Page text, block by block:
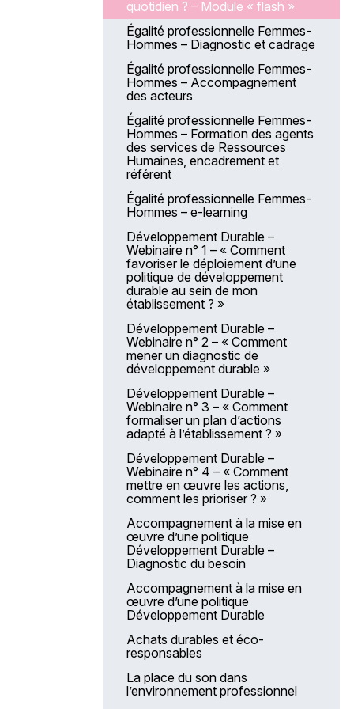
non soignant
Parcours modulaire sur les
fondamentaux de la prise en
soin de la personne âgée –
Module 1 - Comprendre et mieux
ressentir les effets du
vieillissement
Parcours modulaire sur les
fondamentaux de la prise en
soin de la personne âgée –
Module 2 - Les fondamentaux
de la gériatrie
Parcours modulaire sur les
fondamentaux de la prise en
soin de la personne âgée –
Module 3 - Missions et rôles des
ASH dans l’aide à la personne
âgée
Parcours modulaire sur les
fondamentaux de la prise en
soin de la personne âgée –
Module 4 - Connaissance et
bonne utilisation de la grille
AGGIR
Qualité de la prestation hôtelière
en EHPAD – Le service des
repas
Construire un projet d’animation
et des activités/ateliers
spécifiques en établissement
Élaborer et construire un projet
socio-culturel, artistique, sportif,
collaboratif, dans ou hors les
murs d’un établissement pour les
patients
Soins et hygiène des pieds des
personnes âgées
Image de soi : soins esthétiques
médiateurs de la relation d’aide
Comprendre et prendre en
charge les personnes atteintes
de troubles démentiels en
EHPAD
quotidien ? – Module « flash »
Égalité professionnelle Femmes-
Hommes – Diagnostic et cadrage
Égalité professionnelle Femmes-
Hommes – Accompagnement
des acteurs
Égalité professionnelle Femmes-
Hommes – Formation des agents
des services de Ressources
Humaines, encadrement et
référent
Égalité professionnelle Femmes-
Hommes – e-learning
Développement Durable –
Webinaire n° 1 – « Comment
favoriser le déploiement d’une
politique de développement
durable au sein de mon
établissement ? »
Développement Durable –
Webinaire n° 2 – « Comment
mener un diagnostic de
développement durable »
Développement Durable –
Webinaire n° 3 – « Comment
formaliser un plan d’actions
adapté à l’établissement ? »
Développement Durable –
Webinaire n° 4 – « Comment
mettre en œuvre les actions,
comment les prioriser ? »
Accompagnement à la mise en
œuvre d’une politique
Développement Durable –
Diagnostic du besoin
Accompagnement à la mise en
œuvre d’une politique
Développement Durable
Achats durables et éco-
responsables
La place du son dans
l’environnement professionnel